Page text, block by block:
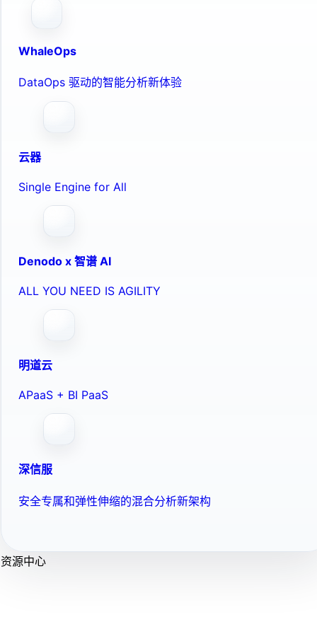
WhaleOps
DataOps 驱动的智能分析新体验
云器
Single Engine for All
Denodo x 智谱 AI
ALL YOU NEED IS AGILITY
明道云
APaaS + BI PaaS
深信服
安全专属和弹性伸缩的混合分析新架构
资源中心